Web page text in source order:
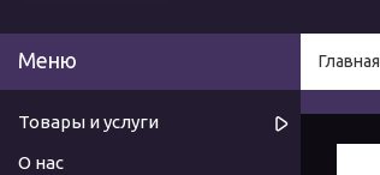
Главная
Товары и услуги
О нас